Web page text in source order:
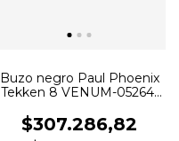
Buzo negro Paul Phoenix
Tekken 8 VENUM-05264-
$307.286,82